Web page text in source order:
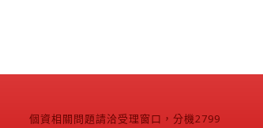
個資相關問題請洽受理窗口，分機2799